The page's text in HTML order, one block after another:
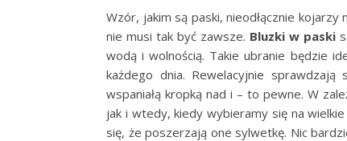
Wzór, jakim są paski, nieodłącznie
nie musi tak być zawsze. Bluzki w paski
wodą i wolnością. Takie ubranie będzie
każdego dnia. Rewelacyjnie sprawdzają
wspaniałą kropką nad i – to pewne. W
jak i wtedy, kiedy wybieramy się na wielkie
się, że poszerzają one sylwetkę. Nic